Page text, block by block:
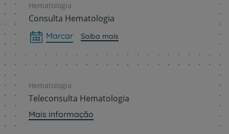
Hematologia
Consulta Hematologia
Marcar Saiba mais
Hematologia
Teleconsulta Hematologia
Mais informação